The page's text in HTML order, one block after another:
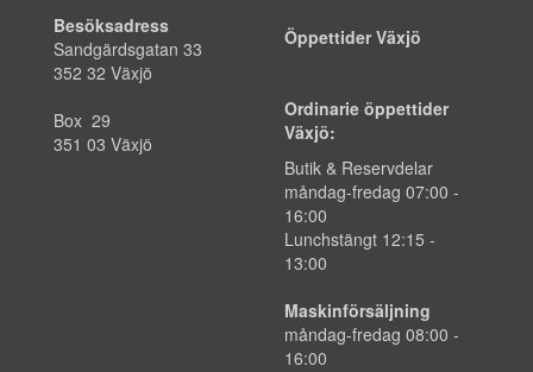
Besöksadress
Sandgärdsgatan 33
352 32 Växjö
Box 29
351 03 Växjö
Öppettider Växjö
Ordinarie öppettider
Växjö:
Butik & Reservdelar
måndag-fredag 07:00 -
16:00
Lunchstängt 12:15 -
13:00
Maskinförsäljning
måndag-fredag 08:00 -
16:00